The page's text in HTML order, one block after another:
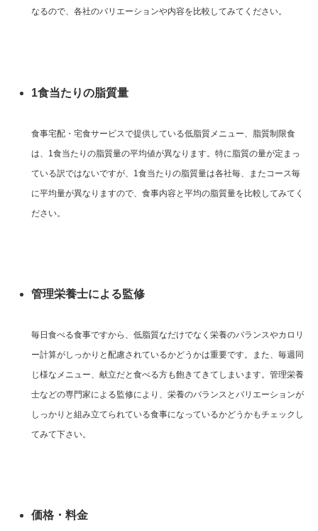
なるので、各社のバリエーションや内容を比較してみてください。
1食当たりの脂質量
食事宅配・宅食サービスで提供している低脂質メニュー、脂質制限食
は、1食当たりの脂質量の平均値が異なります。特に脂質の量が定まっ
ている訳ではないですが、1食当たりの脂質量は各社毎、またコース毎
に平均量が異なりますので、食事内容と平均の脂質量を比較してみてく
ださい。
管理栄養士による監修
毎日食べる食事ですから、低脂質なだけでなく栄養のバランスやカロリ
ー計算がしっかりと配慮されているかどうかは重要です。また、毎週同
じ様なメニュー、献立だと食べる方も飽きてきてしまいます。管理栄養
士などの専門家による監修により、栄養のバランスとバリエーションが
しっかりと組み立てられている食事になっているかどうかもチェックし
てみて下さい。
価格・料金